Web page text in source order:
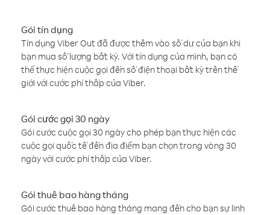
Gói tín dụng
Tín dụng Viber Out đã được thêm vào số dư của bạn khi
bạn mua số lượng bất kỳ. Với tín dụng của mình, bạn có
thể thực hiện cuộc gọi đến số điện thoại bất kỳ trên thế
giới với cước phí thấp của Viber.
Gói cước gọi 30 ngày
Gói cước cuộc gọi 30 ngày cho phép bạn thực hiện các
cuộc gọi quốc tế đến địa điểm bạn chọn trong vòng 30
ngày với cước phí thấp của Viber.
Gói thuê bao hàng tháng
Gói cước thuê bao hàng tháng mang đến cho bạn sự linh